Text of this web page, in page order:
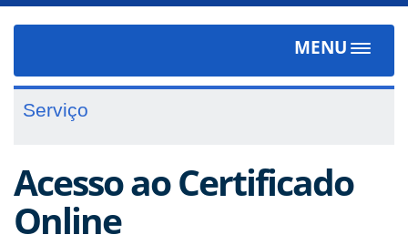
MENU
Toggle
Serviço
Acesso ao Certificado
Online